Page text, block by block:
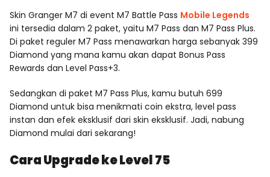
Skin Granger M7 di event M7 Battle Pass Mobile Legends
ini tersedia dalam 2 paket, yaitu M7 Pass dan M7 Pass Plus.
Di paket reguler M7 Pass menawarkan harga sebanyak 399
Diamond yang mana kamu akan dapat Bonus Pass
Rewards dan Level Pass+3.
Sedangkan di paket M7 Pass Plus, kamu butuh 699
Diamond untuk bisa menikmati coin ekstra, level pass
instan dan efek eksklusif dari skin eksklusif. Jadi, nabung
Diamond mulai dari sekarang!
Cara Upgrade ke Level 75